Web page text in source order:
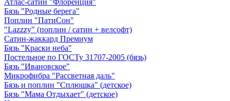
Атлас-сатин "Флоренция"
Бязь "Родные берега"
Поплин "ПатиСон"
"Lazzzy" (поплин / сатин + велсофт)
Сатин-жаккард Премиум
Бязь "Краски неба"
Постельное по ГОСТу 31707-2005 (бязь)
Бязь "Ивановское"
Микрофибра "Рассветная даль"
Бязь и поплин "Сплюшка" (детское)
Бязь "Мама Отдыхает" (детское)